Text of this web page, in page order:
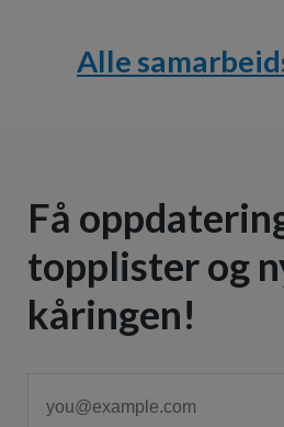
Alle
Få
topplister og
kåringen!